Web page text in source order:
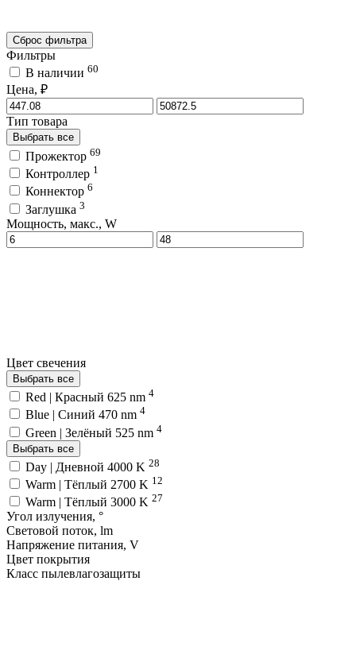
Сброс фильтра
Фильтры
В наличии 60
Цена, ₽
Тип товара
Выбрать все
Прожектор 69
Контроллер 1
Коннектор 6
Заглушка 3
Мощность, макс., W
Цвет свечения
Выбрать все
Red | Красный 625 nm 4
Blue | Синий 470 nm 4
Green | Зелёный 525 nm 4
Выбрать все
Day | Дневной 4000 K 28
Warm | Тёплый 2700 K 12
Warm | Тёплый 3000 K 27
Угол излучения, °
Световой поток, lm
Напряжение питания, V
Цвет покрытия
Класс пылевлагозащиты